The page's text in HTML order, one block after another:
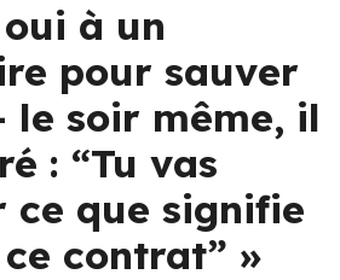
à un
pour sauver
le soir même, il
: “Tu vas
ce que signifie
contrat” »